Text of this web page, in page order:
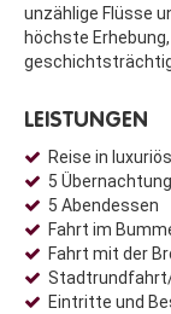
unzählige Flüsse
höchste
LEISTUNGEN
Reise in
5
5 Abendessen
Fahrt im
Fahrt mit der
Eintritte und